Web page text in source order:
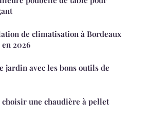
de climatisation à Bordeaux
2026
jardin avec les bons outils de
choisir une chaudière à pellet